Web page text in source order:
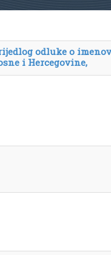
odluke o
i Hercegovine,